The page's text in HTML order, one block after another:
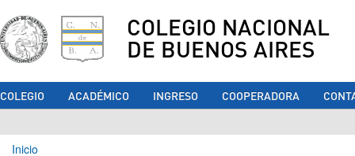
COLEGIO NACIONAL
DE BUENOS AIRES
COLEGIO ACADÉMICO INGRESO COOPERADORA
Inicio